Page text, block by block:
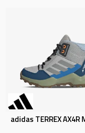
adidas TERREX AX4R